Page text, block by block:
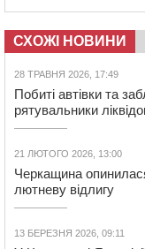
СХОЖІ НОВИНИ
28 ТРАВНЯ 2026, 17:49
Побиті автівки та
рятувальники
21 ЛЮТОГО 2026, 13:00
Черкащина
лютневу відлигу
13 БЕРЕЗНЯ 2026, 09:11